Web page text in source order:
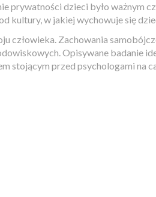
prywatności dzieci było ważnym
kultury, w jakiej wychowuje się
człowieka. Zachowania
Opisywane badanie
stojącym przed psychologami na